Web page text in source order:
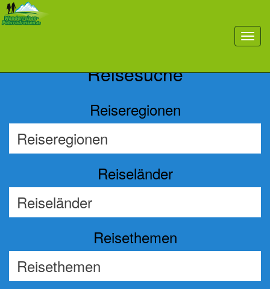
toggle
Reisesuche
Reiseregionen
Reiseländer
Reisethemen